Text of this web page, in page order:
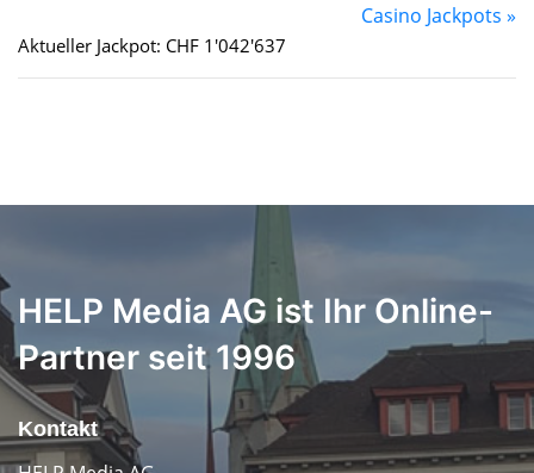
Casino Jackpots »
Aktueller Jackpot: CHF 1'042'637
HELP Media AG ist Ihr Online-
Partner seit 1996
Kontakt